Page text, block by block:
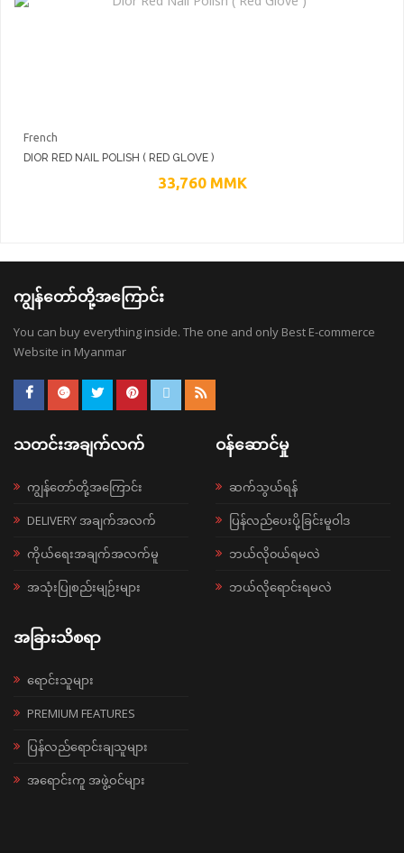
French
DIOR RED NAIL POLISH ( RED GLOVE )
33,760 MMK
ကျွန်တော်တို့အကြောင်း
You can buy everything inside. The one and only Best E-commerce
Website in Myanmar
သတင်းအချက်လက်
ကျွန်တော်တို့အကြောင်း
DELIVERY အချက်အလက်
ကိုယ်ရေးအချက်အလက်မူ
အသုံးပြုစည်းမျဉ်းများ
ဝန်ဆောင်မှု
ဆက်သွယ်ရန်
ပြန်လည်ပေးပို့ခြင်းမူဝါဒ
ဘယ်လို၀ယ်ရမလဲ
ဘယ်လိုရောင်းရမလဲ
အခြားသိစရာ
ရောင်းသူများ
PREMIUM FEATURES
ပြန်လည်ရောင်းချသူများ
အရောင်းကူ အဖွဲ့ဝင်များ